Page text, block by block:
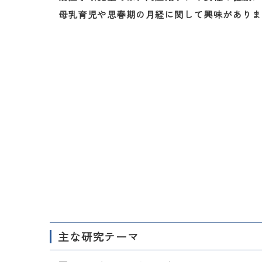
母乳育児や思春期の月経に関して興味があり
主な研究テーマ